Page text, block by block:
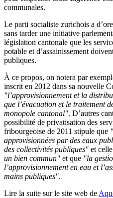
communales.
Le parti socialiste zurichois a
sans tarder une initiative
législation cantonale que les
potable et d’assainissement
publiques.
À ce propos, on notera par
inscrit en 2012 dans sa nouvelle
"l’approvisionnement et la
que l’évacuation et le traitement
monopole cantonal". D’autres
possibilité de privatisation des
fribourgeoise de 2011 stipule que
approvisionnées par des eaux
des collectivités publiques" et
un bien commun" et que "la
l’approvisionnement en eau et
mains publiques".
Lire la suite sur le site web de